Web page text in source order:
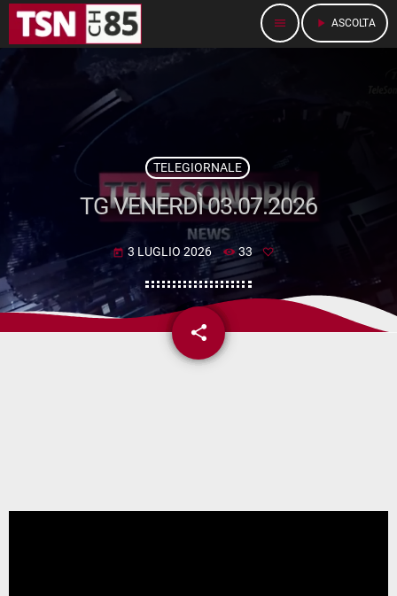
menu play_arrow ASCOLTA
TELEGIORNALE
TG VENERDÌ 03.07.2026
today 3 LUGLIO 2026 33
share
email